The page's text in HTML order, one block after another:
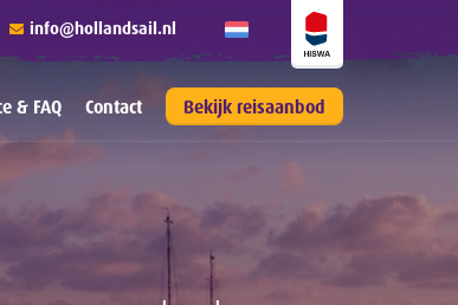
info@hollandsail.nl
& FAQ Contact Bekijk reisaanbod